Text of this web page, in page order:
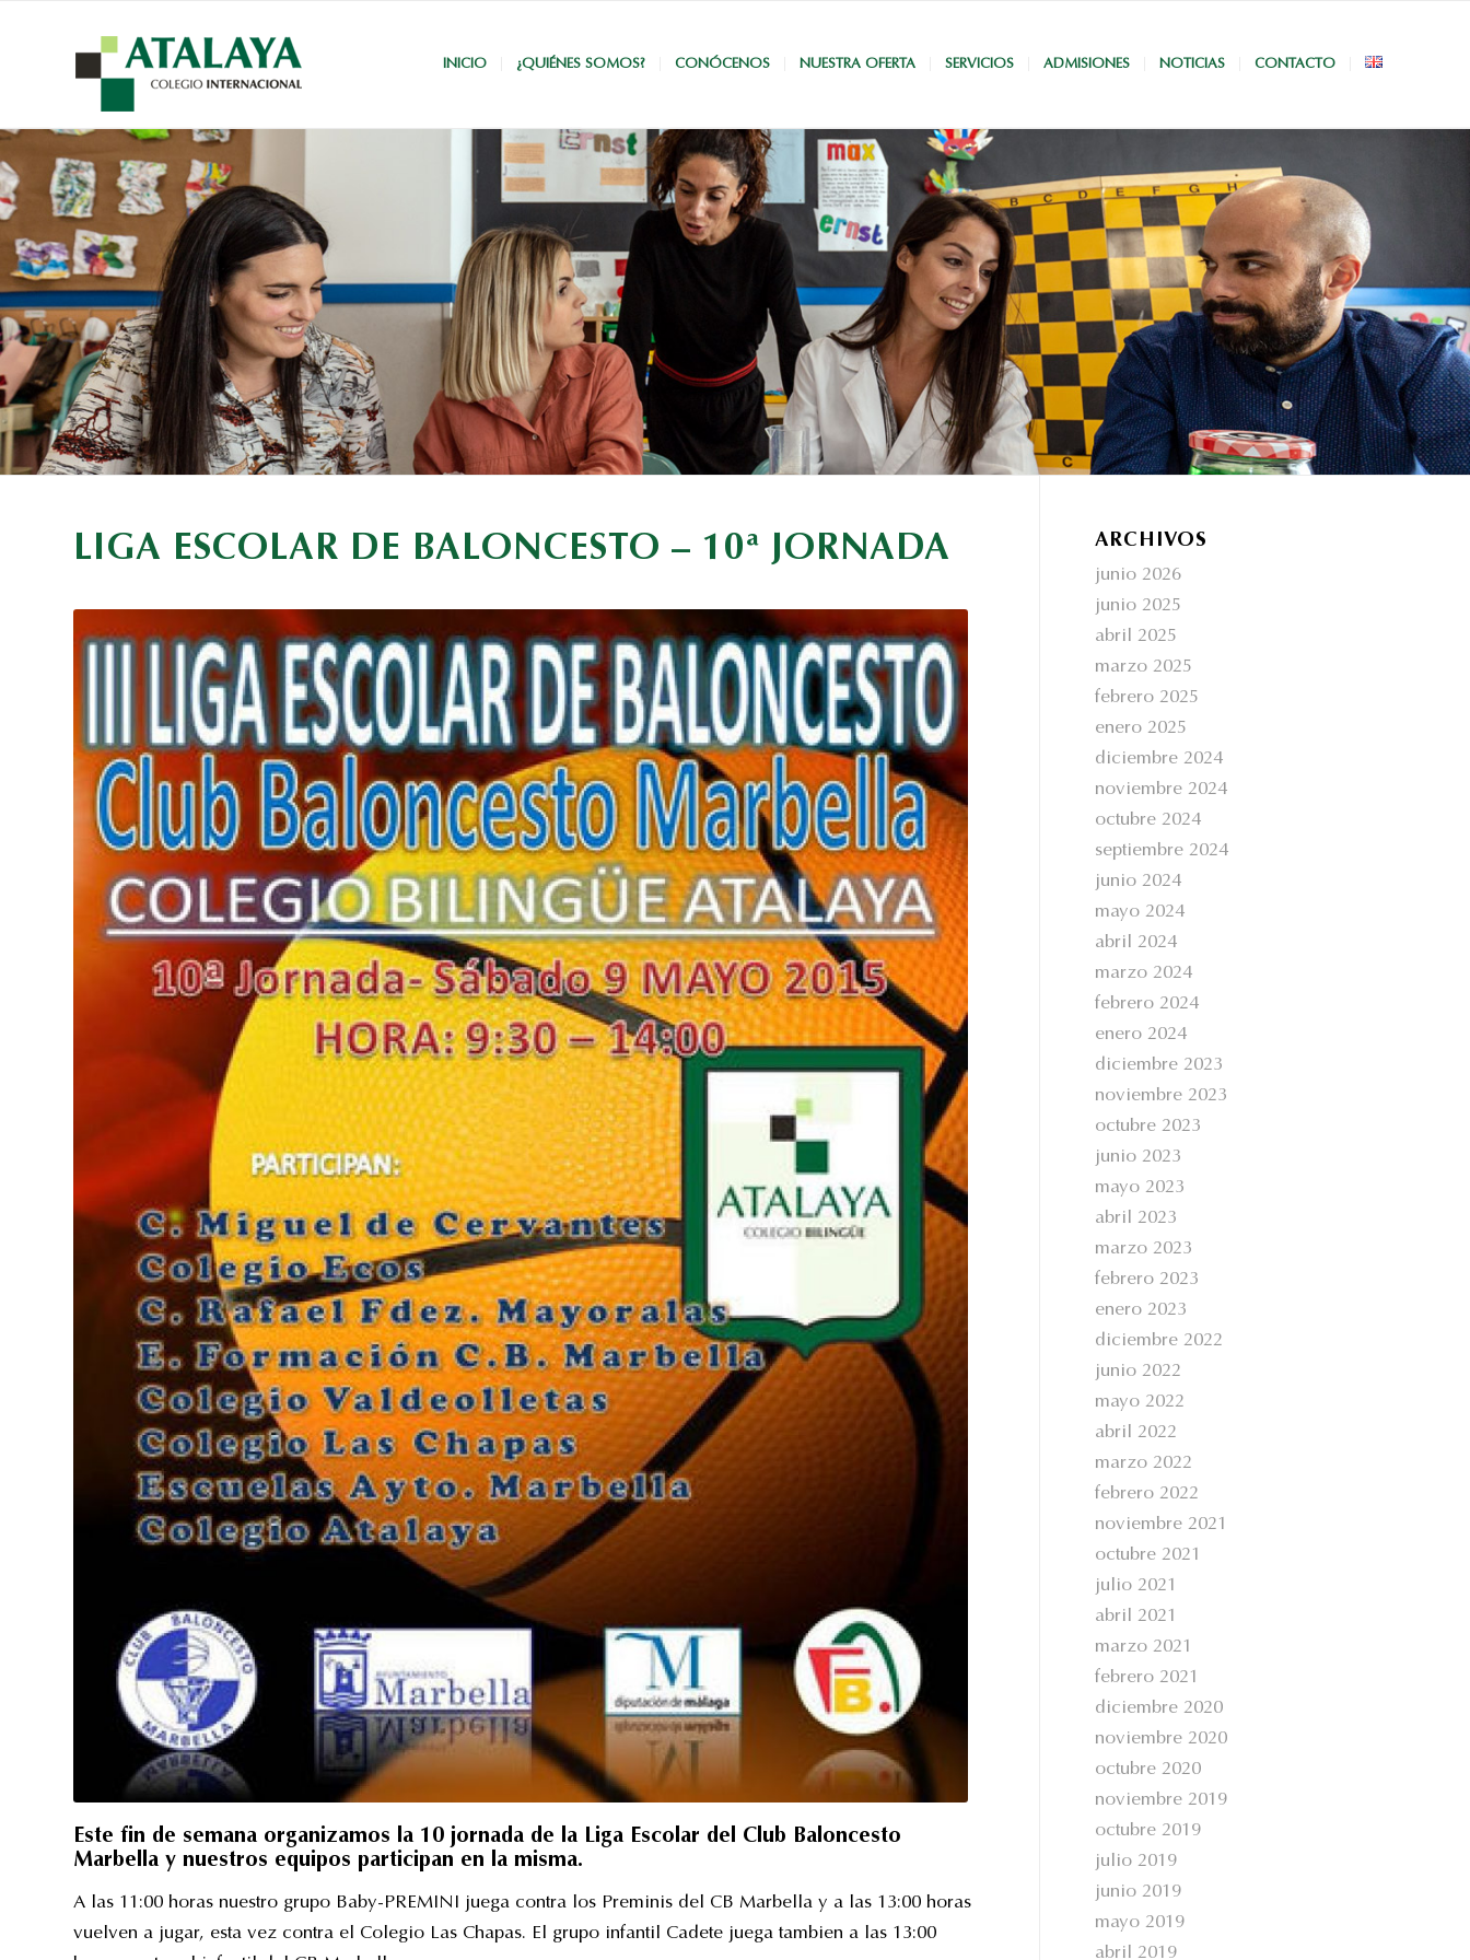
INICIO ¿QUIÉNES SOMOS? CONÓCENOS NUESTRA OFERTA SERVICIOS ADMISIONES NOTICIAS CONTACTO
LIGA ESCOLAR DE BALONCESTO – 10ª JORNADA
Este fin de semana organizamos la 10 jornada de la Liga Escolar del Club Baloncesto
Marbella y nuestros equipos participan en la misma.
A las 11:00 horas nuestro grupo Baby-PREMINI juega contra los Preminis del CB Marbella y a las 13:00 horas
vuelven a jugar, esta vez contra el Colegio Las Chapas. El grupo infantil Cadete juega tambien a las 13:00
ARCHIVOS
junio 2026
junio 2025
abril 2025
marzo 2025
febrero 2025
enero 2025
diciembre 2024
noviembre 2024
octubre 2024
septiembre 2024
junio 2024
mayo 2024
abril 2024
marzo 2024
febrero 2024
enero 2024
diciembre 2023
noviembre 2023
octubre 2023
junio 2023
mayo 2023
abril 2023
marzo 2023
febrero 2023
enero 2023
diciembre 2022
junio 2022
mayo 2022
abril 2022
marzo 2022
febrero 2022
noviembre 2021
octubre 2021
julio 2021
abril 2021
marzo 2021
febrero 2021
diciembre 2020
noviembre 2020
octubre 2020
noviembre 2019
octubre 2019
julio 2019
junio 2019
mayo 2019
abril 2019